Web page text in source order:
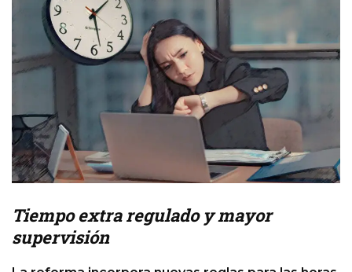
Tiempo extra regulado y mayor
supervisión